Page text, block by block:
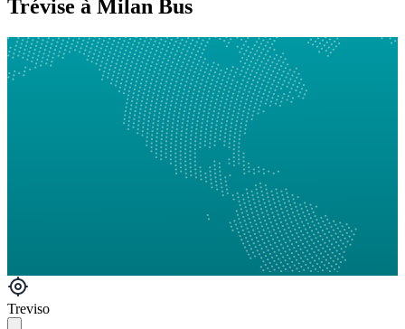
Trévise à Milan Bus
Treviso